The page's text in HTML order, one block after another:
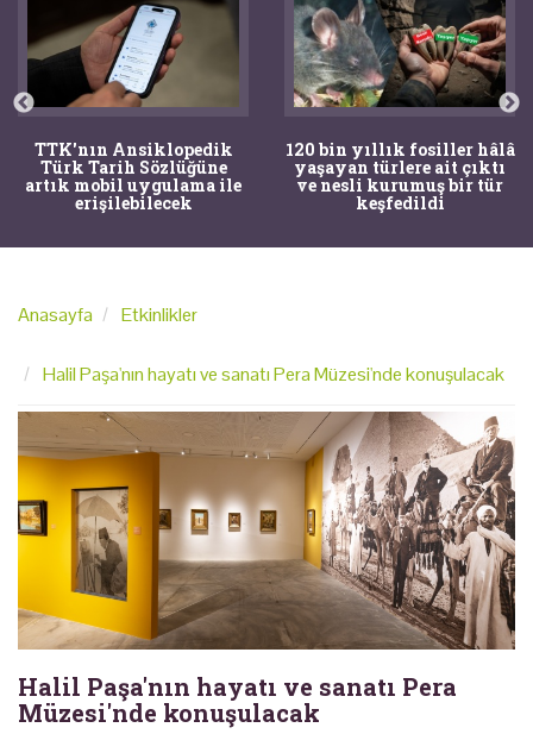
TTK'nın Ansiklopedik
Türk Tarih Sözlüğüne
artık mobil uygulama ile
erişilebilecek
120 bin yıllık fosiller hâlâ
yaşayan türlere ait çıktı
ve nesli kurumuş bir tür
keşfedildi
Anasayfa Etkinlikler
Halil Paşa'nın hayatı ve sanatı Pera Müzesi'nde konuşulacak
Halil Paşa'nın hayatı ve sanatı Pera
Müzesi'nde konuşulacak